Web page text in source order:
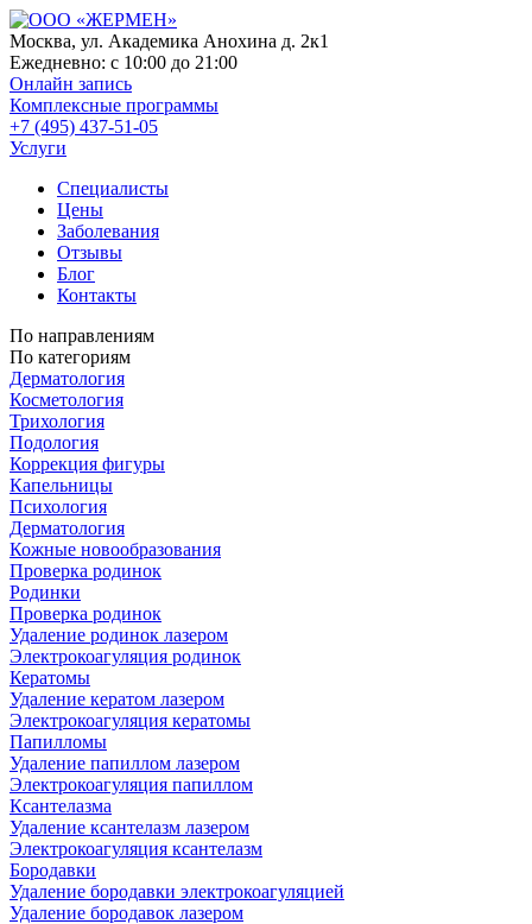
Москва, ул. Академика Анохина д. 2к1
Ежедневно: с 10:00 до 21:00
Онлайн запись
Комплексные программы
+7 (495) 437-51-05
Услуги
Специалисты
Цены
Заболевания
Отзывы
Блог
Контакты
По направлениям
По категориям
Дерматология
Косметология
Трихология
Подология
Коррекция фигуры
Капельницы
Психология
Дерматология
Кожные новообразования
Проверка родинок
Родинки
Проверка родинок
Удаление родинок лазером
Электрокоагуляция родинок
Кератомы
Удаление кератом лазером
Электрокоагуляция кератомы
Папилломы
Удаление папиллом лазером
Электрокоагуляция папиллом
Ксантелазма
Удаление ксантелазм лазером
Электрокоагуляция ксантелазм
Бородавки
Удаление бородавки электрокоагуляцией
Удаление бородавок лазером